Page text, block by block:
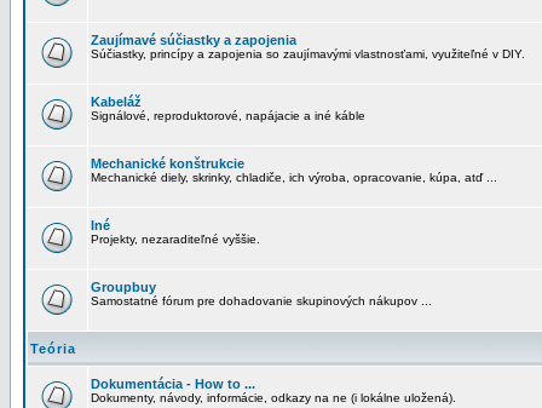
Zaujímavé súčiastky a zapojenia
Súčiastky, princípy a zapojenia so zaujímavými vlastnosťami, využiteľné v DIY.
Kabeláž
Signálové, reproduktorové, napájacie a iné káble
Mechanické konštrukcie
Mechanické diely, skrinky, chladiče, ich výroba, opracovanie, kúpa, atď ...
Iné
Projekty, nezaraditeľné vyššie.
Groupbuy
Samostatné fórum pre dohadovanie skupinových nákupov ...
Teória
Dokumentácia - How to ...
Dokumenty, návody, informácie, odkazy na ne (i lokálne uložená).